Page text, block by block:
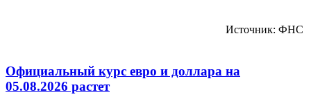
Источник: ФНС
Официальный курс евро и доллара на
05.08.2026 растет